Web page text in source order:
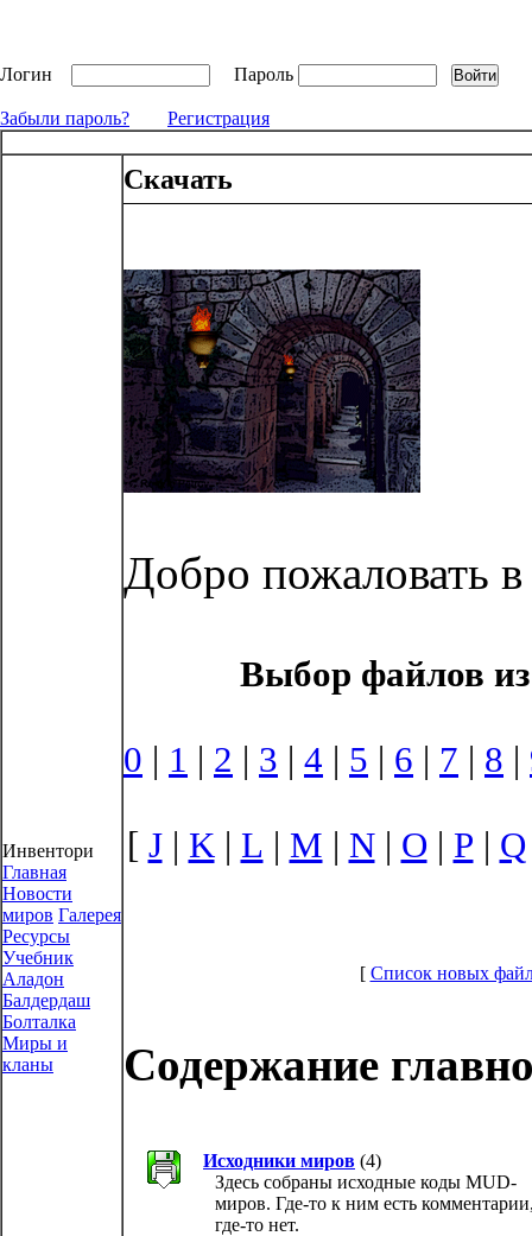
Логин Пароль
Забыли пароль? Регистрация
Инвентори
Главная
Новости
миров Галерея
Ресурсы
Учебник
Аладон
Балдердаш
Болталка
Миры и
кланы
Скачать
Добро пожаловать
Выбор файлов
0 | 1 | 2 | 3 | 4 | 5 | 6 | 7 | 8 |
[ J| K| L | M | N| O | P | Q
[ Список новых
Содержание
Исходники миров (4)
Здесь собраны исходные коды MUD-
миров. Где-то к ним есть
где-то нет.